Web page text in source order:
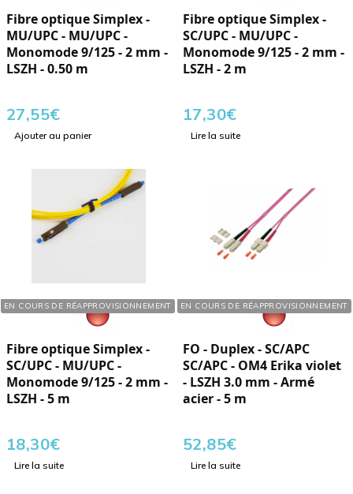
Fibre optique Simplex -
MU/UPC - MU/UPC -
Monomode 9/125 - 2 mm -
LSZH - 0.50 m
27,55€
Ajouter au panier
Fibre optique Simplex -
SC/UPC - MU/UPC -
Monomode 9/125 - 2 mm -
LSZH - 2 m
17,30€
Lire la suite
EN COURS DE RÉAPPROVISIONNEMENT
Réf. : 108205
Fibre optique Simplex -
SC/UPC - MU/UPC -
Monomode 9/125 - 2 mm -
LSZH - 5 m
18,30€
Lire la suite
EN COURS DE RÉAPPROVISIONNEMENT
Réf. : 127053
FO - Duplex - SC/APC
SC/APC - OM4 Erika violet
- LSZH 3.0 mm - Armé
acier - 5 m
52,85€
Lire la suite